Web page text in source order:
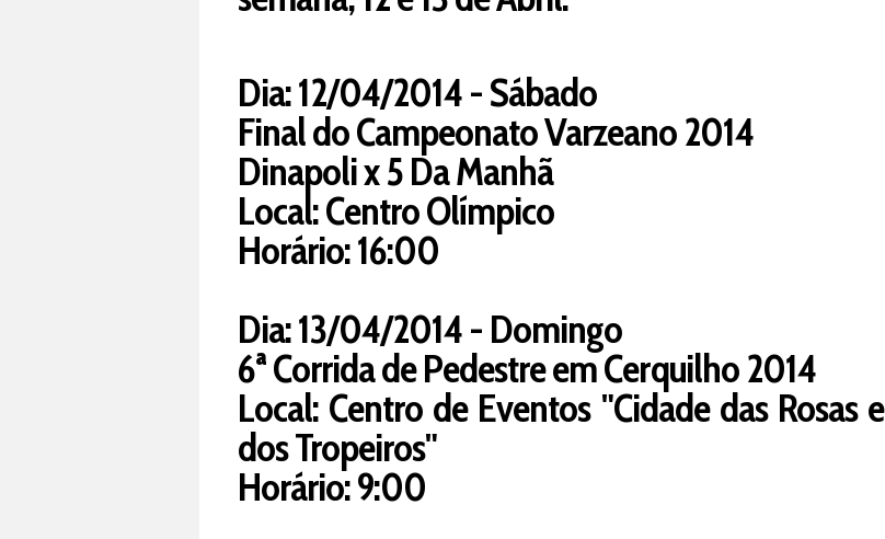
Dia: 12/04/2014 - Sábado
Final do Campeonato Varzeano 2014
Dinapoli x 5 Da Manhã
Local: Centro Olímpico
Horário: 16:00
Dia: 13/04/2014 - Domingo
6ª Corrida de Pedestre em Cerquilho 2014
Local: Centro de Eventos "Cidade das Rosas e
dos Tropeiros"
Horário: 9:00